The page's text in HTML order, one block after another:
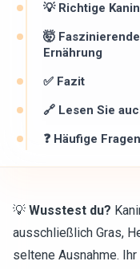
💡 Richtige
🤯
Ernährung
✅ Fazit
🔗 Lesen Sie
❓ Häufige
💡 Wusstest du?
ausschließlich Gras,
seltene Ausnahme.